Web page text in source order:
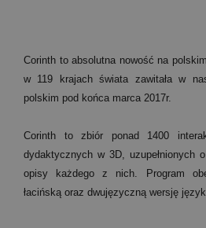
Corinth to absolutna nowość na
w 119 krajach świata zawitała w
polskim pod końca marca 2017r.
Corinth to zbiór ponad 1400
dydaktycznych w 3D, uzupełnionych
opisy każdego z nich. Program
łacińską oraz dwujęzyczną wersję